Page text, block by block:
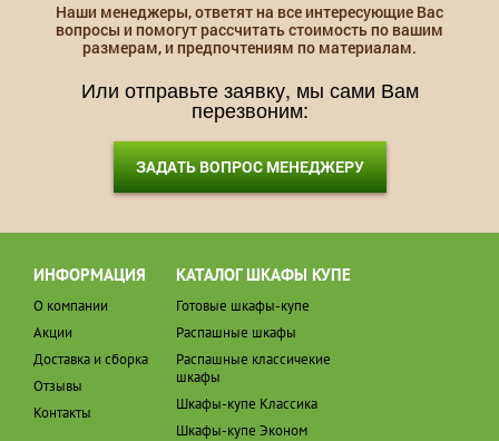
Наши менеджеры, ответят на все интересующие Вас
вопросы и помогут рассчитать стоимость по вашим
размерам, и предпочтениям по материалам.
Или отправьте заявку, мы сами Вам
перезвоним:
ЗАДАТЬ ВОПРОС МЕНЕДЖЕРУ
ИНФОРМАЦИЯ
О компании
Акции
Доставка и сборка
Отзывы
Контакты
КАТАЛОГ ШКАФЫ КУПЕ
Готовые шкафы-купе
Распашные шкафы
Распашные классичекие
шкафы
Шкафы-купе Классика
Шкафы-купе Эконом